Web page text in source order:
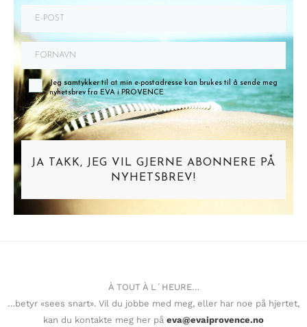
Jeg samtykker til at min e-postadresse kan brukes til å sende meg
nyhetsbrev fra EVA i PROVENCE
JA TAKK, JEG VIL GJERNE ABONNERE PÅ
NYHETSBREV!
À TOUT À L´HEURE…
…betyr «sees snart». Vil du jobbe med meg, eller har noe på hjertet,
kan du kontakte meg her på eva@evaiprovence.no